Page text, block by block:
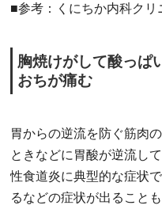
■参考：くにちか内科クリ
胸焼けがして酸っぱ
おちが痛む
胃からの逆流を防ぐ筋肉
ときなどに胃酸が逆流し
性食道炎に典型的な症状
るなどの症状が出ることも